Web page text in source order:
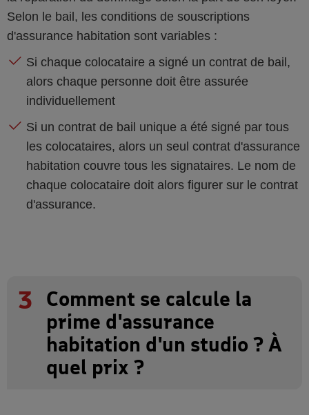
Selon le bail, les conditions de souscriptions
d'assurance habitation sont variables :
Si chaque colocataire a signé un contrat de bail,
alors chaque personne doit être assurée
individuellement
Si un contrat de bail unique a été signé par tous
les colocataires, alors un seul contrat d'assurance
habitation couvre tous les signataires. Le nom de
chaque colocataire doit alors figurer sur le contrat
d'assurance.
3
Comment se calcule la
prime d'assurance
habitation d'un studio ? À
quel prix ?